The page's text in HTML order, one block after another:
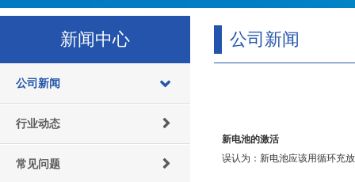
新闻中心
公司新闻
行业动态
常见问题
公司新闻
新电池的激活
误认为：新电池应该用循环充